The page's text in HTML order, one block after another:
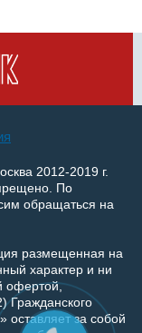
2012-2019 г.
По
обращаться на
размещенная на
характер и ни
офертой,
Гражданского
за собой